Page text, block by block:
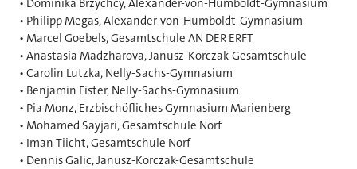
• Philipp Megas, Alexander-von-Humboldt-Gymnasium
• Marcel Goebels, Gesamtschule AN DER ERFT
• Anastasia Madzharova, Janusz-Korczak-Gesamtschule
• Carolin Lutzka, Nelly-Sachs-Gymnasium
• Benjamin Fister, Nelly-Sachs-Gymnasium
• Pia Monz, Erzbischöfliches Gymnasium Marienberg
• Mohamed Sayjari, Gesamtschule Norf
• Iman Tiicht, Gesamtschule Norf
• Dennis Galic, Janusz-Korczak-Gesamtschule